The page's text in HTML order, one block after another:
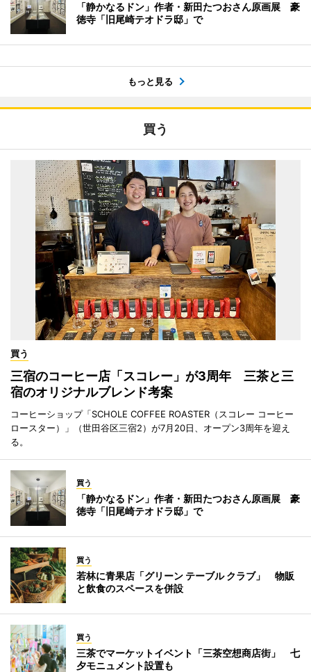
「静かなるドン」作者・新田たつおさん原画展 豪
徳寺「旧尾崎テオドラ邸」で
もっと見る
買う
買う
三宿のコーヒー店「スコレー」が3周年 三茶と三
宿のオリジナルブレンド考案
コーヒーショップ「SCHOLE COFFEE ROASTER（スコレー コーヒー
ロースター）」（世田谷区三宿2）が7月20日、オープン3周年を迎え
る。
買う
「静かなるドン」作者・新田たつおさん原画展 豪
徳寺「旧尾崎テオドラ邸」で
買う
若林に青果店「グリーン テーブル クラブ」 物販
と飲食のスペースを併設
買う
三茶でマーケットイベント「三茶空想商店街」 七
夕モニュメント設置も